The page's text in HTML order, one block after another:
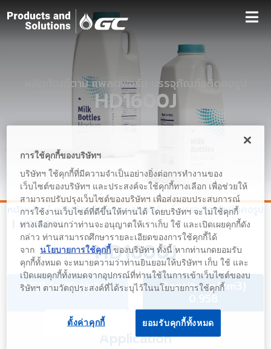
ผลิตภัณฑ์ตาม แพลตฟอร์ม บรรจุภัณฑ์ชนิดคงรูป
HD1600J
หน้าหลัก ผลิตภัณฑ์ตาม แพลตฟอร์ม
บรรจุภัณฑ์ชนิดคงรูป
HD1600J
HD1600J
MFR (g/10min) 12
Density (g/cm3)
0.958
Application
การใช้คุกกี้ของบริษัทฯ
บริษัทฯ ใช้คุกกี้ที่มีความจำเป็นอย่างยิ่งต่อการทำงานของ
เว็บไซต์ของบริษัทฯ และประสงค์จะใช้คุกกี้ทางเลือก เพื่อช่วยให้
สามารถปรับปรุงเว็บไซต์ของบริษัทฯ เพื่อส่งมอบประสบการณ์
การใช้งานเว็บไซต์ที่ดีขึ้นให้ท่านได้ โดยบริษัทฯ จะไม่ใช้คุกกี้
ทางเลือกจนกว่าท่านจะอนุญาตให้เราเก็บ ใช้ และเปิดเผยคุกกี้ดัง
กล่าว ท่านสามารถศึกษารายละเอียดของการใช้คุกกี้ได้
จาก นโยบายการใช้คุกกี้ ของบริษัทฯ ทั้งนี้ หากท่านกดยอมรับ
คุกกี้ทั้งหมด จะหมายความว่าท่านยินยอมให้บริษัทฯ เก็บ ใช้ และ
เปิดเผยคุกกี้ทั้งหมดจากอุปกรณ์ที่ท่านใช้ในการเข้าเว็บไซต์ของบ
ริษัทฯ ตามวัตถุประสงค์ที่ได้ระบุไว้ในนโยบายการใช้คุกกี้
ยอมรับคุกกี้ทั้งหมด
ตั้งค่าคุกกี้